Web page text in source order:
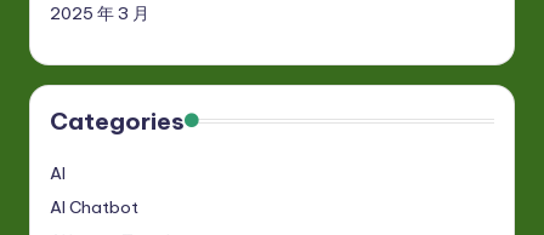
2025 年 3 月
Categories
AI
AI Chatbot